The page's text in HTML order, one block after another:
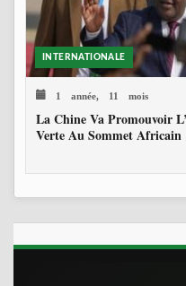
INTERNATIONALE
1 année, 11 mois
La Chine Va Promouvoir
Verte Au Sommet Africain